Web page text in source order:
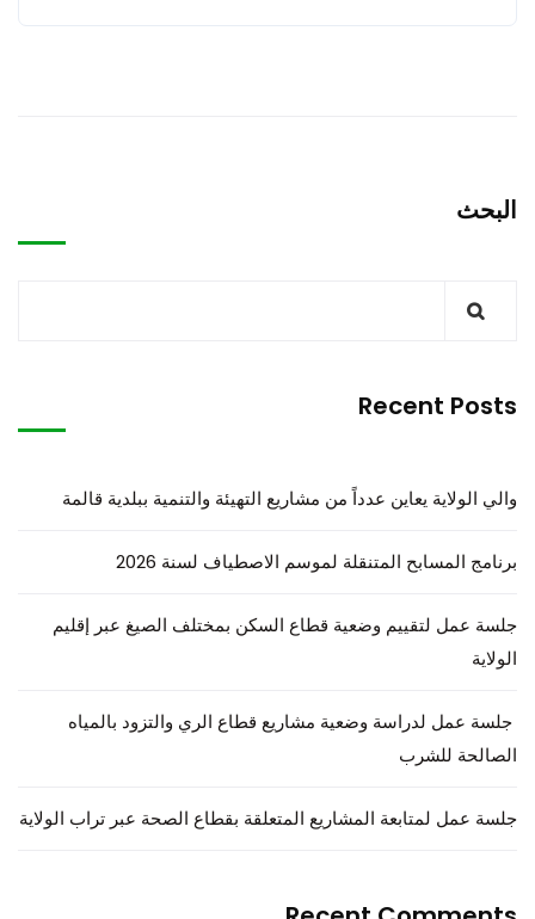
البحث
Recent Posts
والي الولاية يعاين عدداً من مشاريع التهيئة والتنمية ببلدية قالمة
برنامج المسابح المتنقلة لموسم الاصطياف لسنة 2026
جلسة عمل لتقييم وضعية قطاع السكن بمختلف الصيغ عبر إقليم
الولاية
جلسة عمل لدراسة وضعية مشاريع قطاع الري والتزود بالمياه
الصالحة للشرب
جلسة عمل لمتابعة المشاريع المتعلقة بقطاع الصحة عبر تراب الولاية